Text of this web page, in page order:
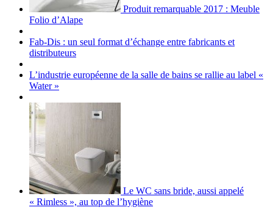
Produit remarquable 2017 : Meuble
Folio d’Alape
Fab-Dis : un seul format d’échange entre fabricants et
distributeurs
L’industrie européenne de la salle de bains se rallie au label «
Water »
Le WC sans bride, aussi appelé
« Rimless », au top de l’hygiène